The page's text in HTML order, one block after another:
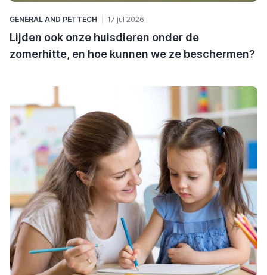
GENERAL AND PETTECH 17 jul 2026
Lijden ook onze huisdieren onder de
zomerhitte, en hoe kunnen we ze beschermen?